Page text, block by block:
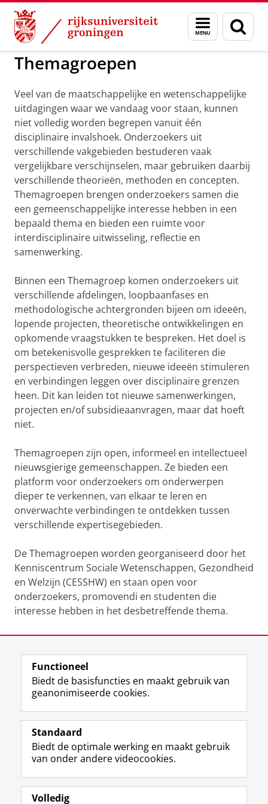
Skip
Content
Skip
Navigation
Menu
en
zoeken
GMW Themagroepen
Themagroepen
Veel van de maatschappelijke en wetenschappelijke
uitdagingen waar we vandaag voor staan, kunnen
niet volledig worden begrepen vanuit één
disciplinaire invalshoek. Onderzoekers uit
verschillende vakgebieden bestuderen vaak
vergelijkbare verschijnselen, maar gebruiken daarbij
verschillende theorieën, methoden en concepten.
Themagroepen brengen onderzoekers samen die
een gemeenschappelijke interesse hebben in een
bepaald thema en bieden een ruimte voor
interdisciplinaire uitwisseling, reflectie en
samenwerking.
Binnen een Themagroep komen onderzoekers uit
verschillende afdelingen, loopbaanfases en
methodologische achtergronden bijeen om ideeën,
lopende projecten, theoretische ontwikkelingen en
opkomende vraagstukken te bespreken. Het doel is
om betekenisvolle gesprekken te faciliteren die
perspectieven verbreden, nieuwe ideeën stimuleren
en verbindingen leggen over disciplinaire grenzen
heen. Dit kan leiden tot nieuwe samenwerkingen,
projecten en/of subsidieaanvragen, maar dat hoeft
niet.
Themagroepen zijn open, informeel en intellectueel
nieuwsgierige gemeenschappen. Ze bieden een
platform voor onderzoekers om onderwerpen
dieper te verkennen, van elkaar te leren en
onverwachte verbindingen te ontdekken tussen
verschillende expertisegebieden.
De Themagroepen worden georganiseerd door het
Kenniscentrum Sociale Wetenschappen, Gezondheid
en Welzijn (CESSHW) en staan open voor
onderzoekers, promovendi en studenten die
interesse hebben in het desbetreffende thema.
View this page in:English
Volg de RUG
F
a
e
b
o
L
i
k
e
I
R
S
-
f
e
I
n
t
r
Y
o
T
e
Studiekiezers
Alumni
Functioneel
Biedt de basisfuncties en maakt gebruik van
geanonimiseerde cookies.
Standaard
Biedt de optimale werking en maakt gebruik
van onder andere videocookies.
Volledig